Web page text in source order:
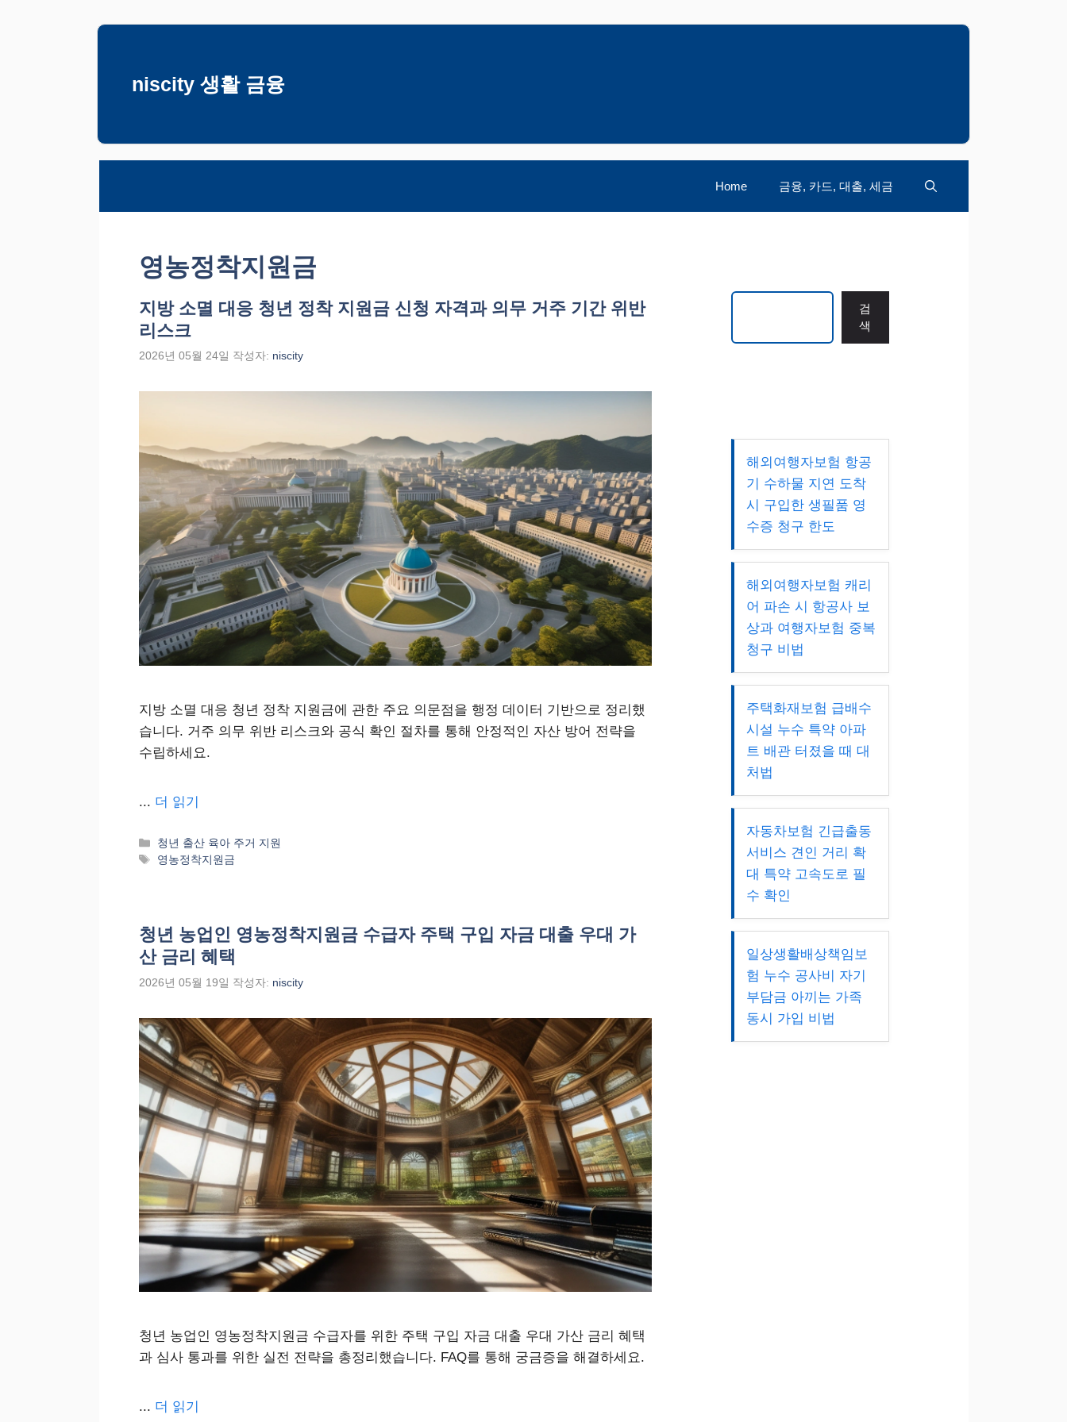
niscity 생활 금융
Home 금융, 카드, 대출, 세금
영농정착지원금
지방 소멸 대응 청년 정착 지원금 신청 자격과 의무 거주 기간 위반
리스크
2026년 05월 24일 작성자: niscity
지방 소멸 대응 청년 정착 지원금에 관한 주요 의문점을 행정 데이터 기반으로 정리했
습니다. 거주 의무 위반 리스크와 공식 확인 절차를 통해 안정적인 자산 방어 전략을
수립하세요.
... 더 읽기
카
테
청년 출산 육아 주거 지원
태
영농정착지원금
청년 농업인 영농정착지원금 수급자 주택 구입 자금 대출 우대 가
산 금리 혜택
2026년 05월 19일 작성자: niscity
청년 농업인 영농정착지원금 수급자를 위한 주택 구입 자금 대출 우대 가산 금리 혜택
과 심사 통과를 위한 실전 전략을 총정리했습니다. FAQ를 통해 궁금증을 해결하세요.
... 더 읽기
검
색
해외여행자보험 항공
기 수하물 지연 도착
시 구입한 생필품 영
수증 청구 한도
해외여행자보험 캐리
어 파손 시 항공사 보
상과 여행자보험 중복
청구 비법
주택화재보험 급배수
시설 누수 특약 아파
트 배관 터졌을 때 대
처법
자동차보험 긴급출동
서비스 견인 거리 확
대 특약 고속도로 필
수 확인
일상생활배상책임보
험 누수 공사비 자기
부담금 아끼는 가족
동시 가입 비법